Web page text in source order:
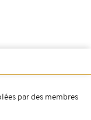
par des membres